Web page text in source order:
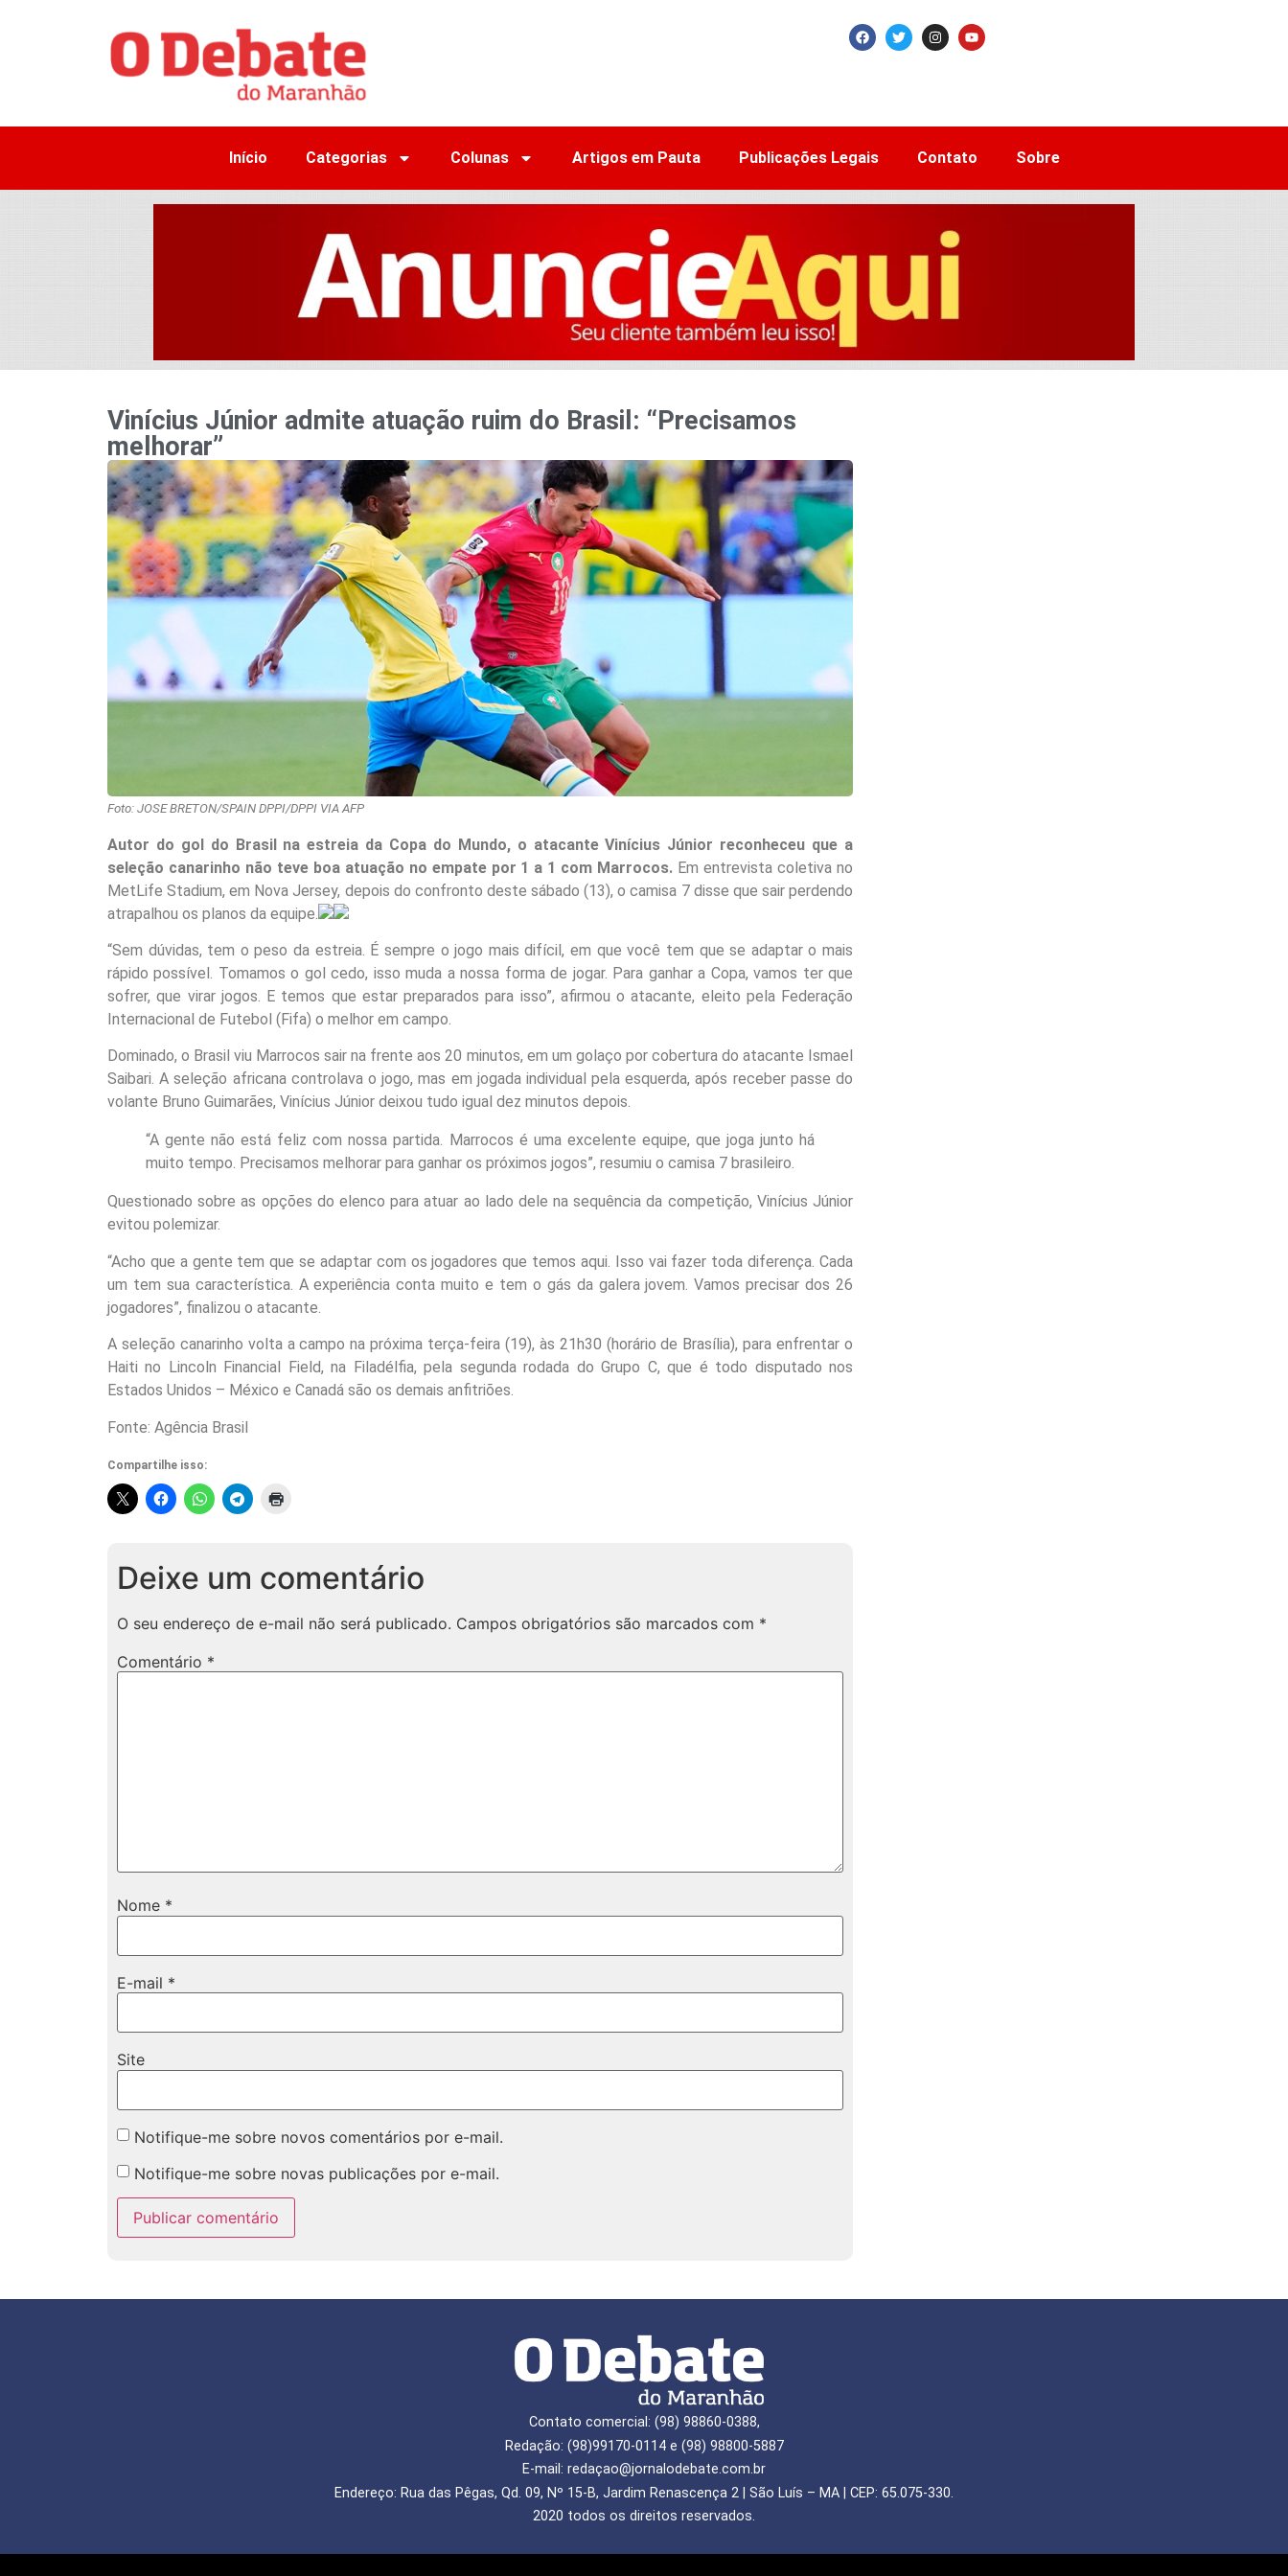
Início Categorias Colunas Artigos em Pauta Publicações Legais Contato Sobre
Vinícius Júnior admite atuação ruim do Brasil: “Precisamos
melhorar”
Foto: JOSE BRETON/SPAIN DPPI/DPPI VIA AFP
Autor do gol do Brasil na estreia da Copa do Mundo, o atacante Vinícius Júnior reconheceu que a
seleção canarinho não teve boa atuação no empate por 1 a 1 com Marrocos. Em entrevista coletiva no
MetLife Stadium, em Nova Jersey, depois do confronto deste sábado (13), o camisa 7 disse que sair perdendo
atrapalhou os planos da equipe.
“Sem dúvidas, tem o peso da estreia. É sempre o jogo mais difícil, em que você tem que se adaptar o mais
rápido possível. Tomamos o gol cedo, isso muda a nossa forma de jogar. Para ganhar a Copa, vamos ter que
sofrer, que virar jogos. E temos que estar preparados para isso”, afirmou o atacante, eleito pela Federação
Internacional de Futebol (Fifa) o melhor em campo.
Dominado, o Brasil viu Marrocos sair na frente aos 20 minutos, em um golaço por cobertura do atacante Ismael
Saibari. A seleção africana controlava o jogo, mas em jogada individual pela esquerda, após receber passe do
volante Bruno Guimarães, Vinícius Júnior deixou tudo igual dez minutos depois.
“A gente não está feliz com nossa partida. Marrocos é uma excelente equipe, que joga junto há
muito tempo. Precisamos melhorar para ganhar os próximos jogos”, resumiu o camisa 7 brasileiro.
Questionado sobre as opções do elenco para atuar ao lado dele na sequência da competição, Vinícius Júnior
evitou polemizar.
“Acho que a gente tem que se adaptar com os jogadores que temos aqui. Isso vai fazer toda diferença. Cada
um tem sua característica. A experiência conta muito e tem o gás da galera jovem. Vamos precisar dos 26
jogadores”, finalizou o atacante.
A seleção canarinho volta a campo na próxima terça-feira (19), às 21h30 (horário de Brasília), para enfrentar o
Haiti no Lincoln Financial Field, na Filadélfia, pela segunda rodada do Grupo C, que é todo disputado nos
Estados Unidos – México e Canadá são os demais anfitriões.
Fonte: Agência Brasil
Compartilhe isso:
Deixe um comentário
O seu endereço de e-mail não será publicado. Campos obrigatórios são marcados com *
Comentário *
Nome *
E-mail *
Site
Notifique-me sobre novos comentários por e-mail.
Notifique-me sobre novas publicações por e-mail.
Contato comercial: (98) 98860-0388,
Redação: (98)99170-0114 e (98) 98800-5887
E-mail: redaçao@jornalodebate.com.br
Endereço: Rua das Pêgas, Qd. 09, Nº 15-B, Jardim Renascença 2 | São Luís – MA | CEP: 65.075-330.
2020 todos os direitos reservados.